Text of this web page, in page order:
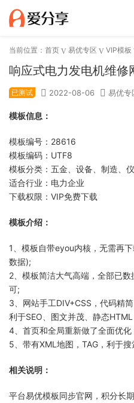
当前位置： 首页 易优专区 VIP模板
响应式电力发电机维修
已测试 2022-08-06 易优专
模板信息：
模板编号：28616
模板编码：UTF8
模板分类：五金、设备、制造、
适合行业：电力企业
下载权限：VIP免费下载
模板介绍：
1、模板自带eyou内核，无需再
数据);
2、模板简洁大气高端，全部已
可;
3、网站手工DIV+CSS，代码精
利于SEO、图文并茂、静态HTML
4、首页和全局重新做了全面优化
5、带有XML地图，TAG，利于搜
相关说明：
平台易优模板同步官网，积分长